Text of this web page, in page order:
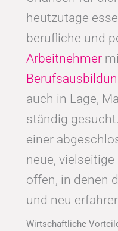
heutzutage
berufliche und
Arbeitnehmer
auch in Lage,
ständig
einer
neue, vielseitige
offen, in denen
und neu
Wirtschaftliche